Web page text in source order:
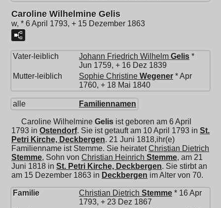
Caroline Wilhelmine Gelis
w, * 6 April 1793, + 15 Dezember 1863
Vater-leiblich Johann Friedrich Wilhelm Gelis *
Jun 1759, + 16 Dez 1839
Mutter-leiblich
Sophie Christine Wegener * Apr
1760, + 18 Mai 1840
alle Familiennamen
Caroline Wilhelmine Gelis ist geboren am 6 April
1793 in Ostendorf. Sie ist getauft am 10 April 1793 in St.
Petri Kirche, Deckbergen. 21 Juni 1818,ihr(e)
Familienname ist Stemme. Sie heiratetChristian Dietrich
Stemme, Sohn von Christian Heinrich Stemme, am 21
Juni 1818 in St. Petri Kirche, Deckbergen. Sie stirbt an
am 15 Dezember 1863 in Deckbergen im Alter von 70.
Familie Christian Dietrich Stemme * 16 Apr
1793, + 23 Dez 1867